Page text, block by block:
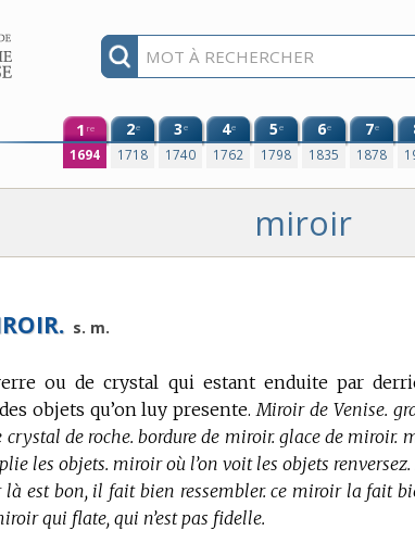
1 re
1694
2e
1718
3e
1740
4e
1762
5e
1798
6e
1835
7e
1878
miroir
s. m.
ou de crystal qui estant enduite par
objets qu’on luy presente. Miroir de Venise.
crystal de roche. bordure de miroir. glace de miroir.
les objets. miroir où l’on voit les objets
là est bon, il fait bien ressembler. ce miroir la fait
qui flate, qui n’est pas fidelle.